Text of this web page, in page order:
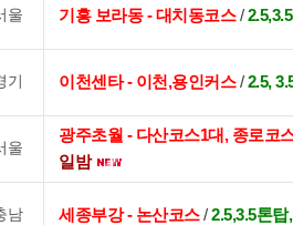
울 기흥 보라동 - 대치동코스/
기 이천센타 - 이천,용인커스/2.5,
울
광주초월 - 다산코스1대, 종로코
일밤
남 세종부강 - 논산코스/2.5,3.5톤